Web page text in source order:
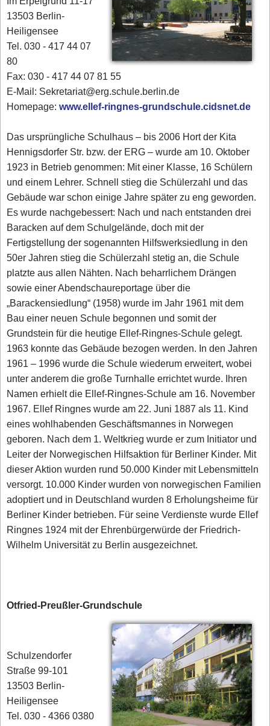
13503 Berlin-
Heiligensee
Tel. 030 - 417 44 07
80‎
Fax: 030 - 417 44 07 81 55
E-Mail: Sekretariat@erg.schule.berlin.de
Homepage:www.ellef-ringnes-grundschule.cidsnet.de
Das ursprüngliche Schulhaus – bis 2006 Hort der Kita
Hennigsdorfer Str. bzw. der ERG – wurde am 10. Oktober
1923 in Betrieb genommen: Mit einer Klasse, 16 Schülern
und einem Lehrer. Schnell stieg die Schülerzahl und das
Gebäude war schon einige Jahre später zu eng geworden.
Es wurde nachgebessert: Nach und nach entstanden drei
Baracken auf dem Schulgelände, doch mit der
Fertigstellung der sogenannten Hilfswerksiedlung in den
50er Jahren stieg die Schülerzahl stetig an, die Schule
platzte aus allen Nähten. Nach beharrlichem Drängen
sowie einer Abendschaureportage über die
„Barackensiedlung“ (1958) wurde im Jahr 1961 mit dem
Bau einer neuen Schule begonnen und somit der
Grundstein für die heutige Ellef-Ringnes-Schule gelegt.
1963 konnte das Gebäude bezogen werden. In den Jahren
1961 – 1996 wurde die Schule wiederum erweitert, wobei
unter anderem die große Turnhalle errichtet wurde. Ihren
Namen erhielt die Ellef-Ringnes-Schule am 16. November
1967. Ellef Ringnes wurde am 22. Juni 1887 als 11. Kind
eines wohlhabenden Geschäftsmannes in Norwegen
geboren. Nach dem 1. Weltkrieg wurde er zum Initiator und
Leiter der Norwegischen Hilfsaktion für Berliner Kinder. Mit
dieser Aktion wurden rund 50.000 Kinder mit Lebensmitteln
versorgt. 10.000 Kinder wurden von norwegischen Familien
adoptiert und in Deutschland wurden 8 Erholungsheime für
Berliner Kinder betrieben. Für seine Verdienste wurde Ellef
Ringnes 1924 mit der Ehrenbürgerwürde der Friedrich-
Wilhelm Universität zu Berlin ausgezeichnet.
Otfried-Preußler-Grundschule
Schulzendorfer
Straße 99-101
13503 Berlin-
Heiligensee
Tel. 030 - 4366 0380